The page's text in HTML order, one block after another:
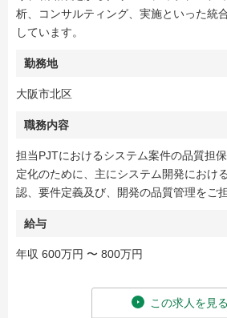
析、コンサルティング、実施といった統
しています。
勤務地
大阪市北区
職務内容
担当PJTにおけるシステム案件の品質担
定化のために、主にシステム開発におけ
認、要件定義及び、開発の品質管理をご
給与
年収 600万円 〜 800万円
この求人を見る